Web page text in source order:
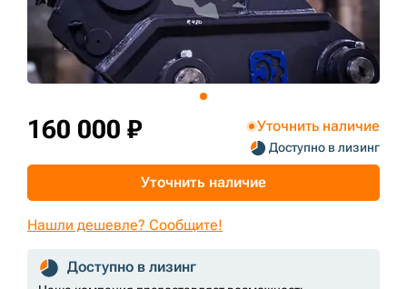
160 000 ₽ Уточнить наличие
Доступно в лизинг
Уточнить наличие
Нашли дешевле? Сообщите!
Доступно в лизинг